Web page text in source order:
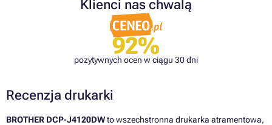
Klienci nas chwalą
92%
pozytywnych ocen w ciągu 30 dni
Recenzja drukarki
BROTHER DCP-J4120DWto wszechstronna drukarka atramentowa,